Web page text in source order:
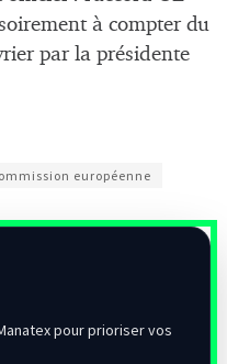
à compter du
par la présidente
européenne
pour prioriser vos